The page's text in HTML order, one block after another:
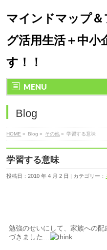
マインドマップ
グ活用生活＋中小
す！！
MENU
Blog
HOME » Blog » その他 » 学習する意味
学習する意味
投稿日：2010 年 4 月 2 日 | カテゴリー：
勉強のせいにして、家族への
づきました…